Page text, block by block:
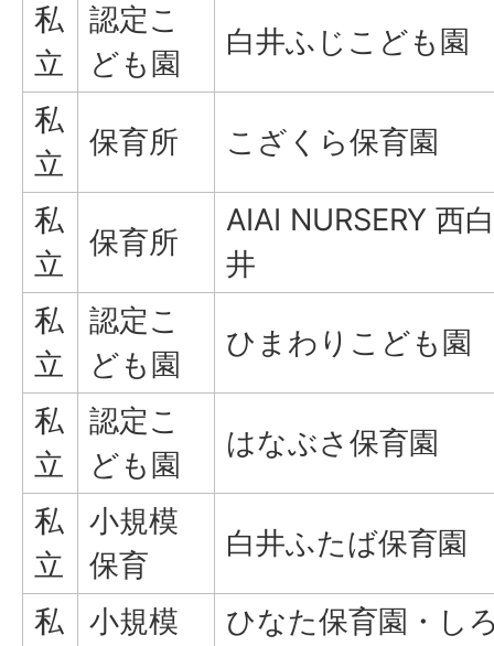
私
立
認定こ
ども園
白井ふじこども園
私
立
保育所 こざくら保育園
私
立
保育所
AIAI NURSERY 西白
井
私
立
認定こ
ども園
ひまわりこども園
私
立
認定こ
ども園
はなぶさ保育園
私
立
小規模
保育
白井ふたば保育園
私
小規模
ひなた保育園・し